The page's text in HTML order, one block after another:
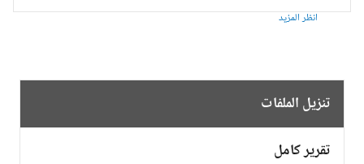
انظر المزيد
تنزيل الملفات
تقرير كامل